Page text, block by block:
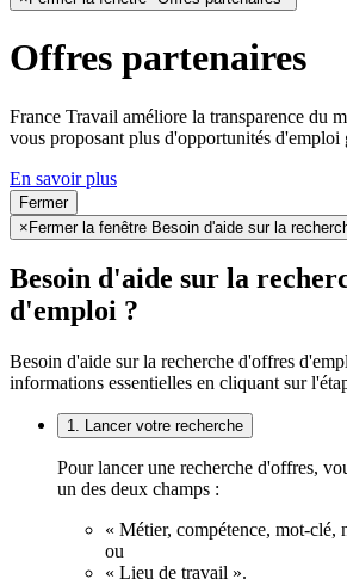
Offres partenaires
France Travail améliore la transparence du
vous proposant plus d'opportunités d'emploi
En savoir plus
Fermer
×Fermer la fenêtre Besoin d'aide sur la
Besoin d'aide sur la
d'emploi ?
Besoin d'aide sur la recherche d'offres
informations essentielles en cliquant sur
1. Lancer votre recherche
Pour lancer une recherche d'offres,
un des deux champs :
« Métier, compétence, mot-clé,
ou
« Lieu de travail ».